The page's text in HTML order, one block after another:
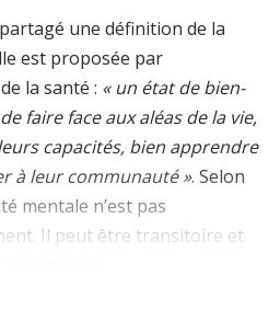
une définition de la
est proposée par
la santé : « un état de bien-
faire face aux aléas de la vie,
capacités, bien apprendre
à leur communauté ». Selon
mentale n’est pas
Il peut être transitoire et